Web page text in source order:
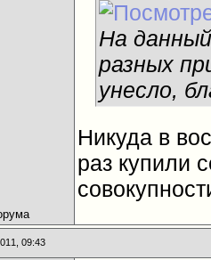
На
разных
унесло,
Никуда в
раз купили
09:43